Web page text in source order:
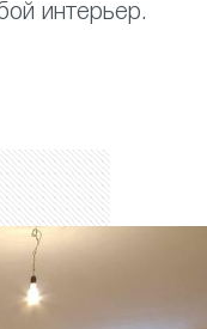
интерьер.